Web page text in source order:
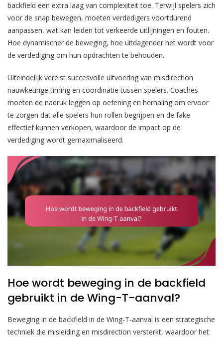
backfield een extra laag van complexiteit toe. Terwijl spelers zich
voor de snap bewegen, moeten verdedigers voortdurend
aanpassen, wat kan leiden tot verkeerde uitlijningen en fouten.
Hoe dynamischer de beweging, hoe uitdagender het wordt voor
de verdediging om hun opdrachten te behouden.
Uiteindelijk vereist succesvolle uitvoering van misdirection
nauwkeurige timing en coördinatie tussen spelers. Coaches
moeten de nadruk leggen op oefening en herhaling om ervoor
te zorgen dat alle spelers hun rollen begrijpen en de fake
effectief kunnen verkopen, waardoor de impact op de
verdediging wordt gemaximaliseerd.
Hoe wordt beweging in de backfield
gebruikt in de Wing-T-aanval?
Beweging in de backfield in de Wing-T-aanval is een strategische
techniek die misleiding en misdirection versterkt, waardoor het